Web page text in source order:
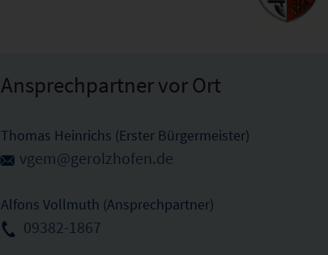
Ansprechpartner vor Ort
Thomas Heinrichs (Erster Bürgermeister)
vgem@gerolzhofen.de
Alfons Vollmuth (Ansprechpartner)
09382-1867